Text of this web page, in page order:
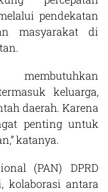
pendekatan
masyarakat di
keluarga,
daerah. Karena
penting untuk
katanya.
(PAN) DPRD
kolaborasi antara